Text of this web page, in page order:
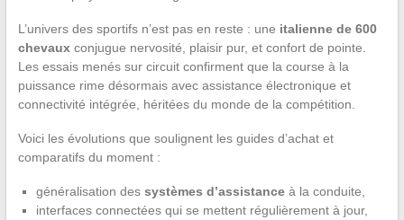
L’univers des sportifs n’est pas en reste : une italienne de 600
chevauxconjugue nervosité, plaisir pur, et confort de pointe.
Les essais menés sur circuit confirment que la course à la
puissance rime désormais avec assistance électronique et
connectivité intégrée, héritées du monde de la compétition.
Voici les évolutions que soulignent les guides d’achat et
comparatifs du moment :
généralisation des systèmes d’assistanceà la conduite,
interfaces connectées qui se mettent régulièrement à jour,